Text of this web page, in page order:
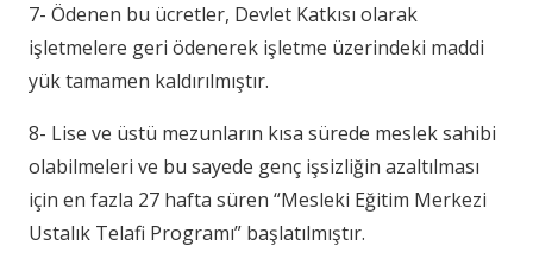
7- Ödenen bu ücretler, Devlet Katkısı olarak
işletmelere geri ödenerek işletme üzerindeki maddi
yük tamamen kaldırılmıştır.
8- Lise ve üstü mezunların kısa sürede meslek sahibi
olabilmeleri ve bu sayede genç işsizliğin azaltılması
için en fazla 27 hafta süren “Mesleki Eğitim Merkezi
Ustalık Telafi Programı” başlatılmıştır.